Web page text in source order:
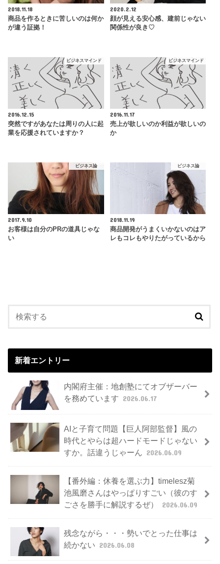
2018.11.18
商品を作るときに苦しいのは何か
が違う証拠！
2020.2.12
顔が見える安心感、建前じゃない
関係性が良き♡
ビジネスマインド
2016.12.15
突然ですがあなたは周りの人に起
業を応援されていますか？
ビジネスマインド
2016.11.17
売上が欲しいのか利益が欲しいの
か
ビジネス論
2017.9.10
お客様は自分のPRの道具じゃな
い
ビジネス論
2018.11.19
商品開発がうまくいかないのはア
レもコレもやりたがっているから
新着エントリー
内閣府主催：地創塾にてオブザーバー
を務めています 2026.06.17
AIと子育て問題【巨人阿部監督】風の
時代とやらは超ハードモードじゃない
すか。話違うじゃーん 2026.06.09
【番外編：休養を選ぶ力】timelesz菊
池風磨さんはやっぱりすごい（彼のす
ごさを勝手に解説するぜ）
2026.06.09
残念ながら・・・勢いでとった仕事は
続かない 2026.06.08